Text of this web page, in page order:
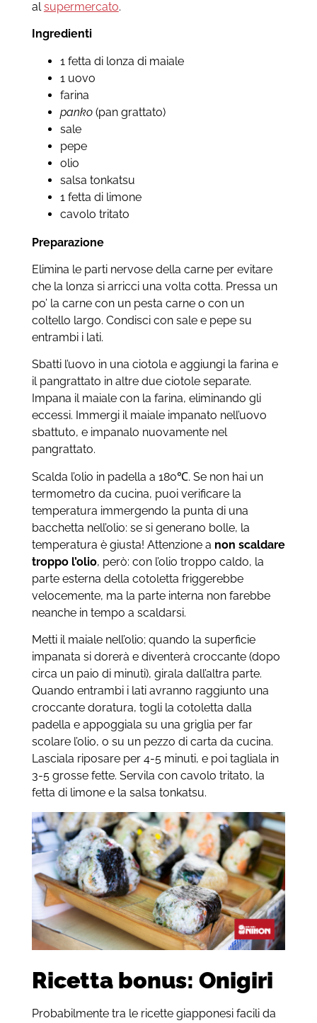
al supermercato.
Ingredienti
1 fetta di lonza di maiale
1 uovo
farina
panko(pan grattato)
sale
pepe
olio
salsa tonkatsu
1 fetta di limone
cavolo tritato
Preparazione
Elimina le parti nervose della carne per evitare
che la lonza si arricci una volta cotta. Pressa un
po’ la carne con un pesta carne o con un
coltello largo. Condisci con sale e pepe su
entrambi i lati.
Sbatti l’uovo in una ciotola e aggiungi la farina e
il pangrattato in altre due ciotole separate.
Impana il maiale con la farina, eliminando gli
eccessi. Immergi il maiale impanato nell’uovo
sbattuto, e impanalo nuovamente nel
pangrattato.
Scalda l’olio in padella a 180℃. Se non hai un
termometro da cucina, puoi verificare la
temperatura immergendo la punta di una
bacchetta nell’olio: se si generano bolle, la
temperatura è giusta! Attenzione a non scaldare
troppo l’olio, però: con l’olio troppo caldo, la
parte esterna della cotoletta friggerebbe
velocemente, ma la parte interna non farebbe
neanche in tempo a scaldarsi.
Metti il maiale nell’olio; quando la superficie
impanata si dorerà e diventerà croccante (dopo
circa un paio di minuti), girala dall’altra parte.
Quando entrambi i lati avranno raggiunto una
croccante doratura, togli la cotoletta dalla
padella e appoggiala su una griglia per far
scolare l’olio, o su un pezzo di carta da cucina.
Lasciala riposare per 4-5 minuti, e poi tagliala in
3-5 grosse fette. Servila con cavolo tritato, la
fetta di limone e la salsa tonkatsu.
Ricetta bonus: Onigiri
Probabilmente tra le ricette giapponesi facili da